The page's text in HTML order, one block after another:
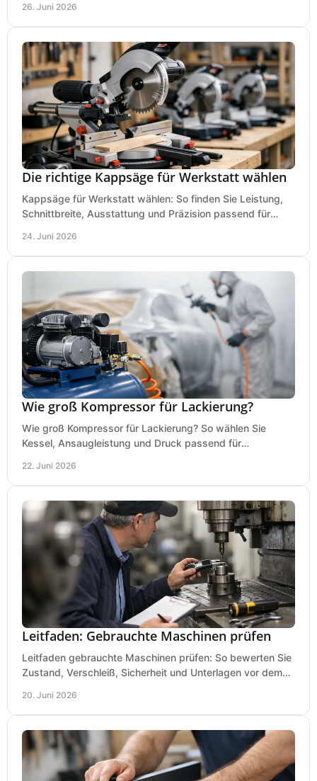
26. Juni 2026
Die richtige Kappsäge für Werkstatt wählen
Kappsäge für Werkstatt wählen: So finden Sie Leistung,
Schnittbreite, Ausstattung und Präzision passend für
24. Juni 2026
Wie groß Kompressor für Lackierung?
Wie groß Kompressor für Lackierung? So wählen Sie
Kessel, Ansaugleistung und Druck passend für
22. Juni 2026
Leitfaden: Gebrauchte Maschinen prüfen
Leitfaden gebrauchte Maschinen prüfen: So bewerten Sie
Zustand, Verschleiß, Sicherheit und Unterlagen vor dem
20. Juni 2026